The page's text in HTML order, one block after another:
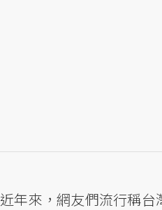
近年來，網友們流行稱